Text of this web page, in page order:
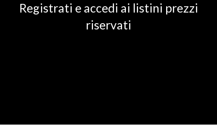
Registrati e accedi ai listini prezzi
riservati